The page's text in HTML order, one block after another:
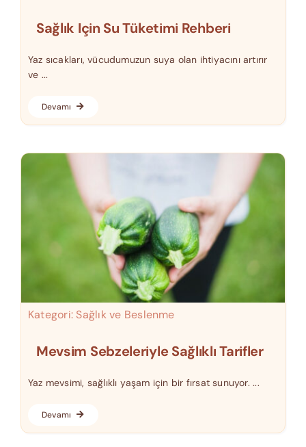
Sağlık Için Su Tüketimi Rehberi
Yaz sıcakları, vücudumuzun suya olan ihtiyacını artırır
ve ...
Devamı
Kategori: Sağlık ve Beslenme
Mevsim Sebzeleriyle Sağlıklı Tarifler
Yaz mevsimi, sağlıklı yaşam için bir fırsat sunuyor. ...
Devamı